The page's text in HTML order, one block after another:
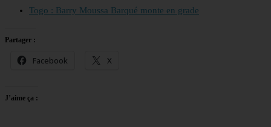
Togo : Barry Moussa Barqué monte en grade
Partager :
Facebook X
J’aime ça :